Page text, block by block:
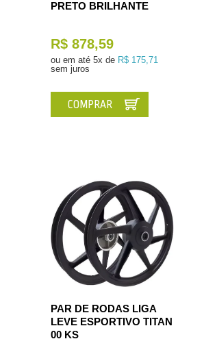
PRETO BRILHANTE
R$ 878,59
ou em até 5x de R$ 175,71
sem juros
COMPRAR
PAR DE RODAS LIGA
LEVE ESPORTIVO TITAN
00 KS